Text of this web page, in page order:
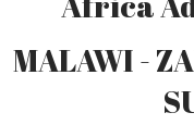
MALAWI -